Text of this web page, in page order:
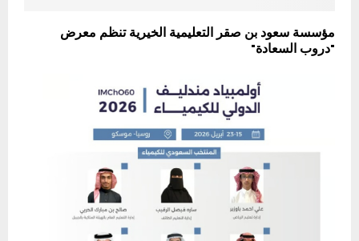
مؤسسة سعود بن صقر التعليمية الخيرية تنظم معرض
"دروب السعادة"